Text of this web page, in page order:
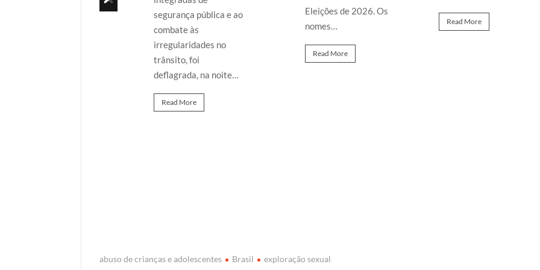
segurança pública e ao
combate às
irregularidades no
trânsito, foi
deflagrada, na noite…
Read More
Eleições de 2026. Os
nomes…
Read More
Read More
abuso de crianças e adolescentes Brasil exploração sexual